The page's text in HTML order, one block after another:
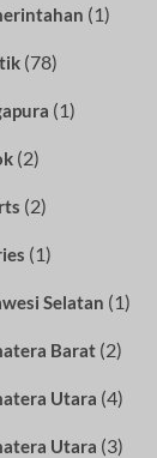
(1)
(78)
(1)
(2)
(2)
(1)
Selatan (1)
Barat(2)
Utara (4)
Utara (3)